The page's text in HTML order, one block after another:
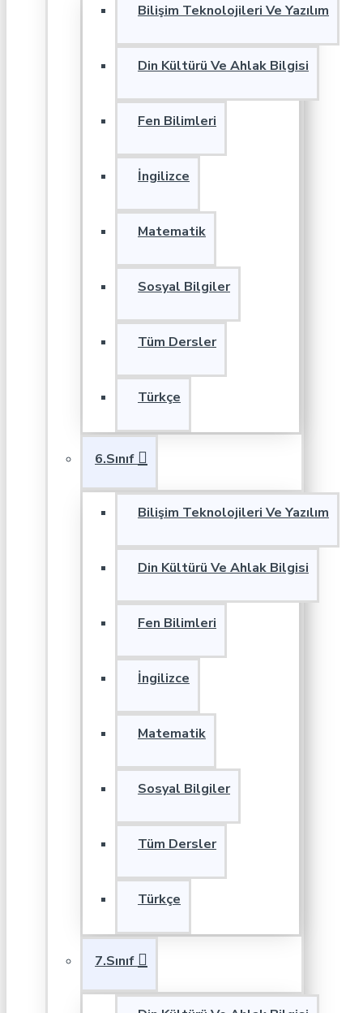
Bilişim Teknolojileri Ve Yazılım
Din Kültürü Ve Ahlak Bilgisi
Fen Bilimleri
İngilizce
Matematik
Sosyal Bilgiler
Tüm Dersler
Türkçe
6.Sınıf
Bilişim Teknolojileri Ve Yazılım
Din Kültürü Ve Ahlak Bilgisi
Fen Bilimleri
İngilizce
Matematik
Sosyal Bilgiler
Tüm Dersler
Türkçe
7.Sınıf